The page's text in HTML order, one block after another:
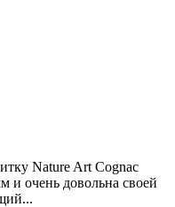
Nature Art Cognac
и очень довольна своей